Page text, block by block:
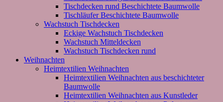
Tischdecken rund Beschichtete Baumwolle
Tischläufer Beschichtete Baumwolle
Wachstuch Tischdecken
Eckige Wachstuch Tischdecken
Wachstuch Mitteldecken
Wachstuch Tischdecken rund
Weihnachten
Heimtextilien Weihnachten
Heimtextilien Weihnachten aus beschichteter
Baumwolle
Heimtextilien Weihnachten aus Kunstleder